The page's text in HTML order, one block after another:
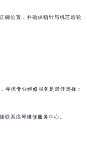
确位置，并确保指针与机芯齿轮
寻求专业维修服务是最佳选择：
联系浪琴维修服务中心。